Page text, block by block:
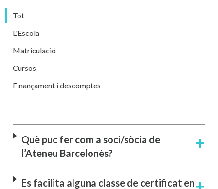
Tot
L'Escola
Matriculació
Cursos
Finançament i descomptes
Què puc fer com a soci/sòcia de
l’Ateneu Barcelonès?
Es facilita alguna classe de certificat en